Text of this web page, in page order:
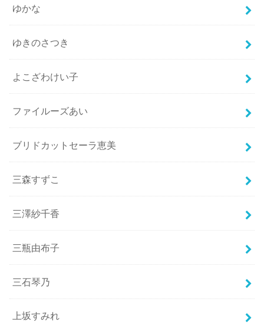
ゆかな
ゆきのさつき
よこざわけい子
ファイルーズあい
ブリドカットセーラ恵美
三森すずこ
三澤紗千香
三瓶由布子
三石琴乃
上坂すみれ